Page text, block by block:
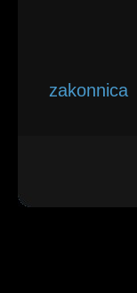
zakonnica